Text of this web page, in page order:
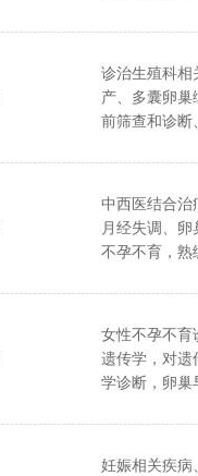
治。
诊治生殖科相
产、多囊卵巢
前筛查和诊断
中西医结合治
月经失调、
不孕不育，熟
染性疾病（妊
核）、产钳
女性不孕不育
遗传学，对遗
学诊断，卵巢
妊娠相关疾病